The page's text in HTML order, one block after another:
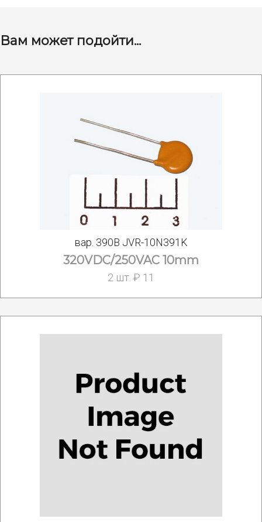
Вам может подойти...
вар. 390В JVR-10N391K
320VDC/250VAC 10mm
2 шт. ₽ 11